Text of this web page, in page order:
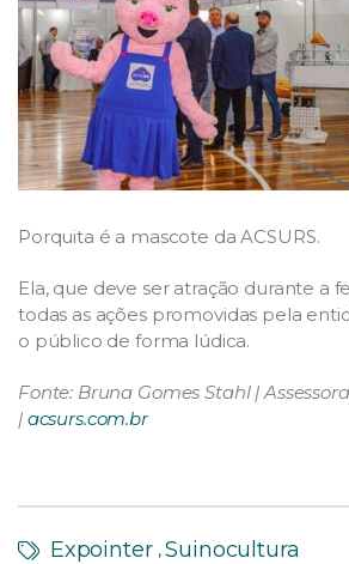
Porquita é a mascote da ACSURS.
Ela, que deve ser atração durante a
todas as ações promovidas pela
o público de forma lúdica.
Fonte: Bruna Gomes Stahl |
| acsurs.com.br
Expointer , Suinocultura